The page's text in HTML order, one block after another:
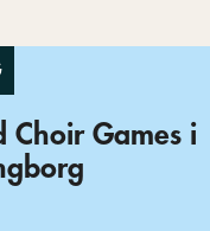
Choir Games i